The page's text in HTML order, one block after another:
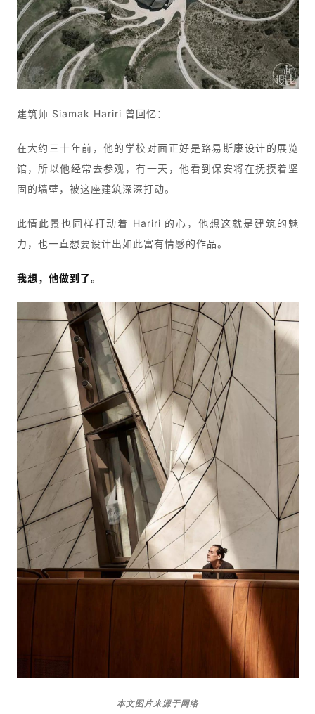
建筑师 Siamak Hariri 曾回忆：
在大约三十年前，他的学校对面正好是路易斯康设计的展览
馆，所以他经常去参观，有一天，他看到保安将在抚摸着坚
固的墙壁，被这座建筑深深打动。
此情此景也同样打动着 Hariri 的心，他想这就是建筑的魅
力，也一直想要设计出如此富有情感的作品。
我想，他做到了。
本文图片来源于网络